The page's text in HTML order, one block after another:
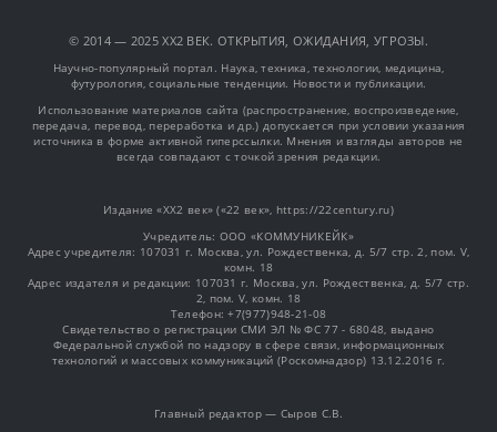
© 2014 — 2025 XX2 ВЕК. ОТКРЫТИЯ, ОЖИДАНИЯ, УГРОЗЫ.
Научно-популярный портал. Наука, техника, технологии, медицина,
футурология, социальные тенденции. Новости и публикации.
Использование материалов сайта (распространение, воспроизведение,
передача, перевод, переработка и др.) допускается при условии указания
источника в форме активной гиперссылки. Мнения и взгляды авторов не
всегда совпадают с точкой зрения редакции.
Издание «XX2 век» («22 век», https://22century.ru)
Учредитель: OOO «КОММУНИКЕЙК»
Адрес учредителя: 107031 г. Москва, ул. Рождественка, д. 5/7 стр. 2, пом. V,
комн. 18
Адрес издателя и редакции: 107031 г. Москва, ул. Рождественка, д. 5/7 стр.
2, пом. V, комн. 18
Телефон: +7(977)948-21-08
Свидетельство о регистрации СМИ ЭЛ № ФС 77 - 68048, выдано
Федеральной службой по надзору в сфере связи, информационных
технологий и массовых коммуникаций (Роскомнадзор) 13.12.2016 г.
Главный редактор — Сыров С.В.